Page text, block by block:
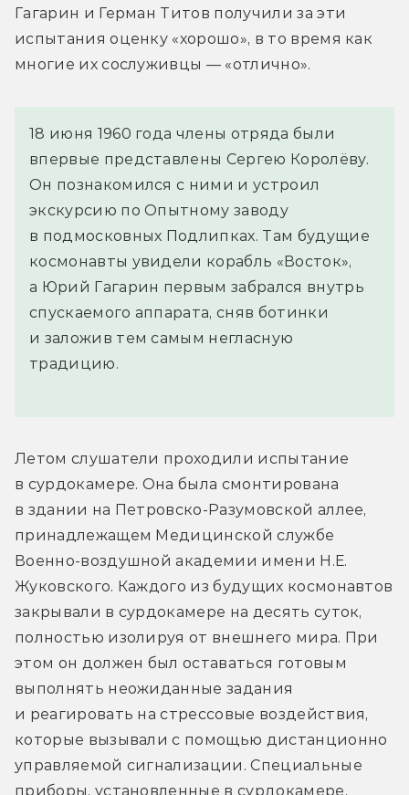
Гагарин и Герман Титов получили за эти
испытания оценку «хорошо», в то время как
многие их сослуживцы — «отлично».
18 июня 1960 года члены отряда были
впервые представлены Сергею Королёву.
Он познакомился с ними и устроил
экскурсию по Опытному заводу
в подмосковных Подлипках. Там будущие
космонавты увидели корабль «Восток»,
а Юрий Гагарин первым забрался внутрь
спускаемого аппарата, сняв ботинки
и заложив тем самым негласную
традицию.
Летом слушатели проходили испытание
в сурдокамере. Она была смонтирована
в здании на Петровско-Разумовской аллее,
принадлежащем Медицинской службе
Военно-воздушной академии имени Н.Е.
Жуковского. Каждого из будущих космонавтов
закрывали в сурдокамере на десять суток,
полностью изолируя от внешнего мира. При
этом он должен был оставаться готовым
выполнять неожиданные задания
и реагировать на стрессовые воздействия,
которые вызывали с помощью дистанционно
управляемой сигнализации. Специальные
приборы, установленные в сурдокамере,